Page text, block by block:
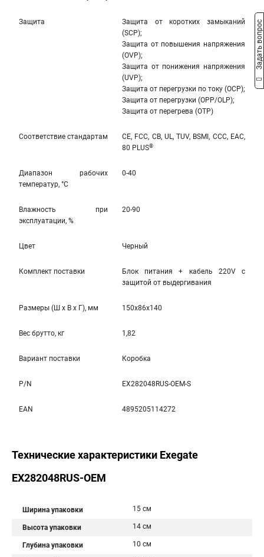
Защита
Защита от коротких замыканий
(SCP);
Защита от повышения напряжения
(OVP);
Защита от понижения напряжения
(UVP);
Защита от перегрузки по току (OCP);
Защита от перегрузки (OPP/OLP);
Защита от перегрева (OTP)
Соответствие стандартам
CE, FCC, CB, UL, TUV, BSMI, CCC, EAC,
80 PLUS®
Диапазон рабочих
температур, °С
0-40
Влажность при
эксплуатации, %
20-90
Цвет Черный
Комплект поставки
Блок питания + кабель 220V с
защитой от выдергивания
Размеры (Ш x В x Г), мм 150x86x140
Вес брутто, кг 1,82
Вариант поставки Коробка
P/N EX282048RUS-OEM-S
EAN 4895205114272
Технические характеристики Exegate
EX282048RUS-OEM
Ширина упаковки 15 см
Высота упаковки 14 см
Глубина упаковки 10 см
Задать вопрос